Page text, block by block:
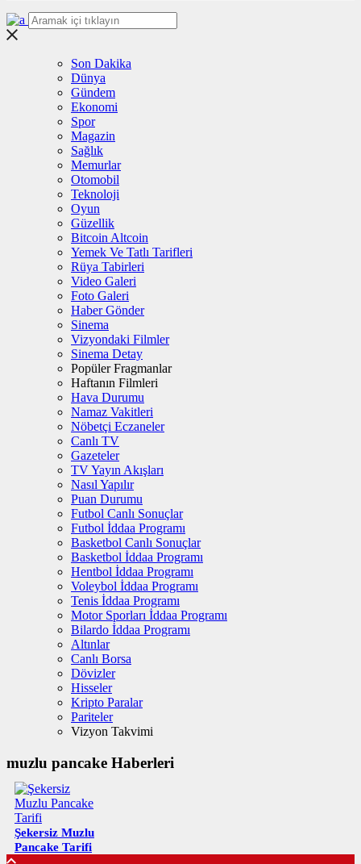
Son Dakika
Dünya
Gündem
Ekonomi
Spor
Magazin
Sağlık
Memurlar
Otomobil
Teknoloji
Oyun
Güzellik
Bitcoin Altcoin
Yemek Ve Tatlı Tarifleri
Rüya Tabirleri
Video Galeri
Foto Galeri
Haber Gönder
Sinema
Vizyondaki Filmler
Sinema Detay
Popüler Fragmanlar
Haftanın Filmleri
Hava Durumu
Namaz Vakitleri
Nöbetçi Eczaneler
Canlı TV
Gazeteler
TV Yayın Akışları
Nasıl Yapılır
Puan Durumu
Futbol Canlı Sonuçlar
Futbol İddaa Programı
Basketbol Canlı Sonuçlar
Basketbol İddaa Programı
Hentbol İddaa Programı
Voleybol İddaa Programı
Tenis İddaa Programı
Motor Sporları İddaa Programı
Bilardo İddaa Programı
Altınlar
Canlı Borsa
Dövizler
Hisseler
Kripto Paralar
Pariteler
Vizyon Takvimi
muzlu pancake Haberleri
Şekersiz Muzlu
Pancake Tarifi